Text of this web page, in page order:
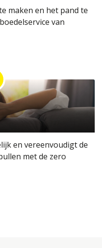
maken en het pand te
van
en vereenvoudigt de
met de zero